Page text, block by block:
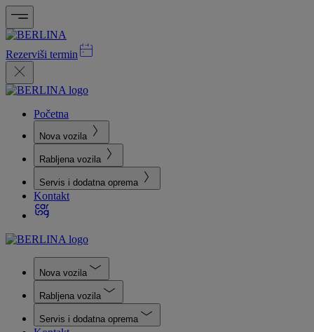
Rezerviši termin
Početna
Nova vozila
Rabljena vozila
Servis i dodatna oprema
Kontakt
Nova vozila
Rabljena vozila
Servis i dodatna oprema